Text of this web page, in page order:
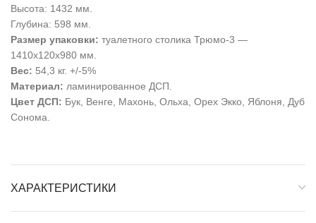
Высота: 1432 мм.
Глубина: 598 мм.
Размер упаковки: туалетного столика Трюмо-3 —
1410х120х980 мм.
Вес: 54,3 кг. +/-5%
Материал: ламинированное ДСП.
Цвет ДСП: Бук, Венге, Махонь, Ольха, Орех Экко, Яблоня, Дуб
Сонома.
ХАРАКТЕРИСТИКИ